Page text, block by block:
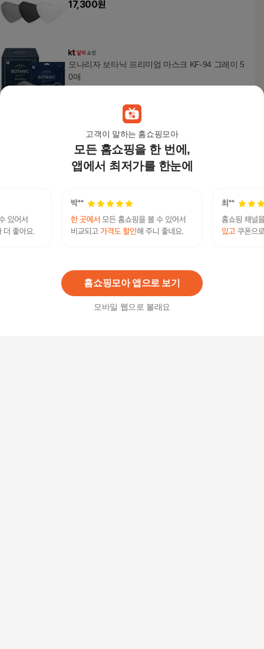
고객이 말하는 홈쇼핑모아
모든 홈쇼핑을 한 번에,
앱에서 최저가를 한눈에
홈쇼핑모아 앱으로 보기
모바일 웹으로 볼래요
17,300원
모나리자 보타닉 프리미엄 마스크 KF-94 그레이 5
0매
시노텍스 ePTFE프리미엄라이트 새부리형 마스크
10매
13,000 원
에어데이즈 슬림핏 KF94 마스크 대형 50매 화이트